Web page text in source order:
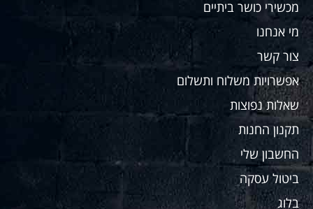
מכשירי כושר ביתיים
מי אנחנו
צור קשר
אפשרויות משלוח ותשלום
שאלות נפוצות
תקנון החנות
החשבון שלי
ביטול עסקה
בלוג